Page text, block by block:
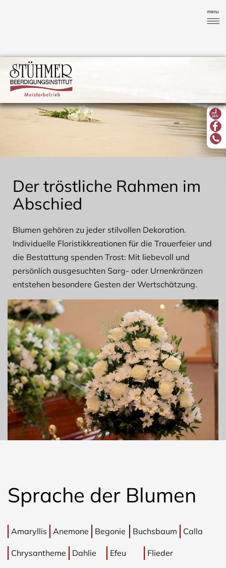
Der tröstliche Rahmen im
Abschied
Blumen gehören zu jeder stilvollen Dekoration.
Individuelle Floristikkreationen für die Trauerfeier und
die Bestattung spenden Trost: Mit liebevoll und
persönlich ausgesuchten Sarg- oder Urnenkränzen
entstehen besondere Gesten der Wertschätzung.
Sprache der Blumen
Amaryllis Anemone Begonie Buchsbaum Calla
Chrysantheme Dahlie Efeu Flieder